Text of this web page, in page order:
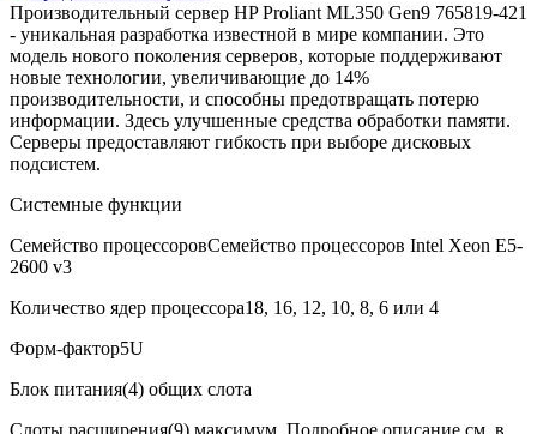
В корзину
Производительный сервер HP Proliant ML350 Gen9 765819-421
- уникальная разработка известной в мире компании. Это
модель нового поколения серверов, которые поддерживают
новые технологии, увеличивающие до 14%
производительности, и способны предотвращать потерю
информации. Здесь улучшенные средства обработки памяти.
Серверы предоставляют гибкость при выборе дисковых
подсистем.
Системные функции
Семейство процессоровСемейство процессоров Intel Xeon E5-
2600 v3
Количество ядер процессора18, 16, 12, 10, 8, 6 или 4
Форм-фактор5U
Блок питания(4) общих слота
Слоты расширения(9) максимум. Подробное описание см. в